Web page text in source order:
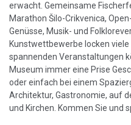
erwacht. Gemeinsame
Marathon Šilo-Crikvenica,
Genüsse, Musik- und
Kunstwettbewerbe locken viele
spannenden Veranstaltungen
Museum immer eine Prise
oder einfach bei einem
Architektur, Gastronomie, auf
und Kirchen. Kommen Sie und